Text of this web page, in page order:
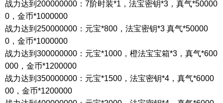
战力达到 200000000 ： 7阶时装*1 ，法宝密钥*3 ，真气*50000
0 ，金币*1000000
战力达到 250000000 ：元宝*800 ，法宝密钥*3 真气*50000
0 ，金币*1000000
战力达到 300000000 ：元宝*1000 ，橙法宝宝箱*3 ，真气*600
000 ，金币*1200000
战力达到 350000000 ：元宝*1500 ，法宝密钥*4 ，真气*6000
00 ，金币*1200000